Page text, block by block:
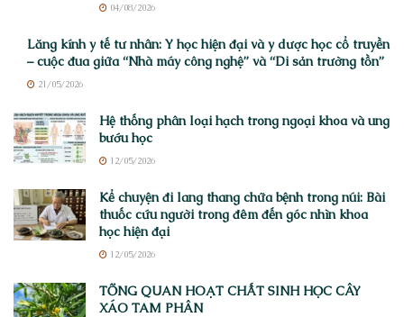
04/08/2026
Lăng kính y tế tư nhân: Y học hiện đại và y dược học cổ truyền
– cuộc đua giữa “Nhà máy công nghệ” và “Di sản trường tồn”
21/05/2026
Hệ thống phân loại hạch trong ngoại khoa và ung
bướu học
12/05/2026
Kể chuyện đi lang thang chữa bệnh trong núi: Bài
thuốc cứu người trong đêm đến góc nhìn khoa
học hiện đại
12/05/2026
TỔNG QUAN HOẠT CHẤT SINH HỌC CÂY
XÁO TAM PHÂN